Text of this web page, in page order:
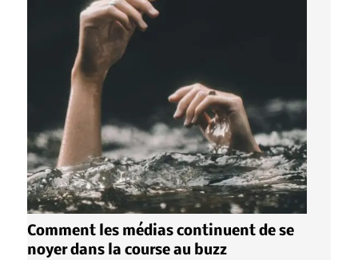
Comment les médias continuent de se
noyer dans la course au buzz